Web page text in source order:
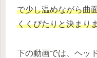
で少し温めながら曲
くくぴたりと決まり
下の動画では、ヘッ